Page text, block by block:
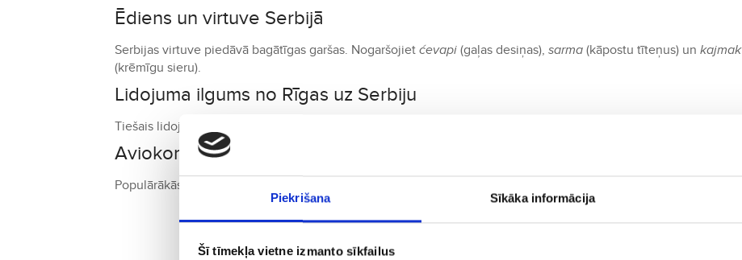
Piekrišana Sīkāka informācija
Šī tīmekļa vietne izmanto sīkfailus
Ēdiens un virtuve Serbijā
Serbijas virtuve piedāvā bagātīgas garšas. Nogaršojiet ćevapi (gaļas desiņas), sarma (kāpostu tīteņus) un kajmak
(krēmīgu sieru).
Lidojuma ilgums no Rīgas uz Serbiju
Tiešais lidojums no Rīgas uz Belgradu ilst 2,5 sundas, ar pārsēšanos aptuveni 4–5 stundas.
Aviokompānijas un savienojumi
Populārākās aviokompānijas ir airBaltic, Air Serbia un Lufthansa, ar pārsēšanos Vīnē, Minhenē vai Belgradā.